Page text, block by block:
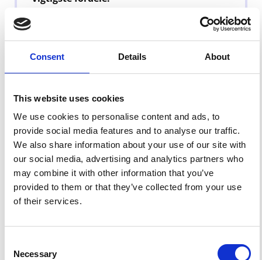
Consent Details About
This website uses cookies
We use cookies to personalise content and ads, to
provide social media features and to analyse our traffic.
We also share information about your use of our site with
our social media, advertising and analytics partners who
may combine it with other information that you’ve
provided to them or that they’ve collected from your use
of their services.
Selection
Necessary
Nyd den dybe,
lakridsaficionados.
Perfekt Konsistens:Blød og let at
helst.
Sjovt Design:De unikke skrå-streger
indbyder til leg og nydelse, perfekt for
både børn og voksne.
Perfekt til:
En hyggelig aften derhjemme.
At dele med venner og familie under
En sød overraskelse i madpakken eller
Lad Haribo Skipper Skrå (Sød Lakrids) blive